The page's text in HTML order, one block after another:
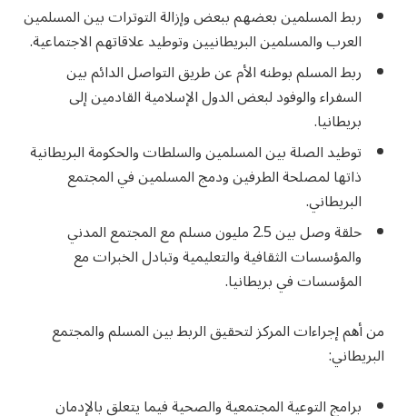
ربط المسلمين بعضهم ببعض وإزالة التوترات بين المسلمين
العرب والمسلمين البريطانيين وتوطيد علاقاتهم الاجتماعية.
ربط المسلم بوطنه الأم عن طريق التواصل الدائم بين
السفراء والوفود لبعض الدول الإسلامية القادمين إلى
بريطانيا.
توطيد الصلة بين المسلمين والسلطات والحكومة البريطانية
ذاتها لمصلحة الطرفين ودمج المسلمين في المجتمع
البريطاني.
حلقة وصل بين 2.5 مليون مسلم مع المجتمع المدني
والمؤسسات الثقافية والتعليمية وتبادل الخبرات مع
المؤسسات في بريطانيا.
من أهم إجراءات المركز لتحقيق الربط بين المسلم والمجتمع
البريطاني:
برامج التوعية المجتمعية والصحية فيما يتعلق بالإدمان